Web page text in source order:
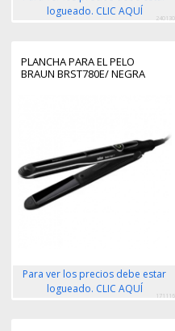
logueado. CLIC AQUÍ
240130
PLANCHA PARA EL PELO
BRAUN BRST780E/ NEGRA
Para ver los precios debe estar
logueado. CLIC AQUÍ
171116